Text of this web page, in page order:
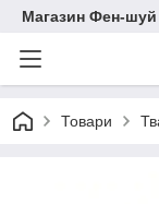
Магазин Фен-шуй
Товари